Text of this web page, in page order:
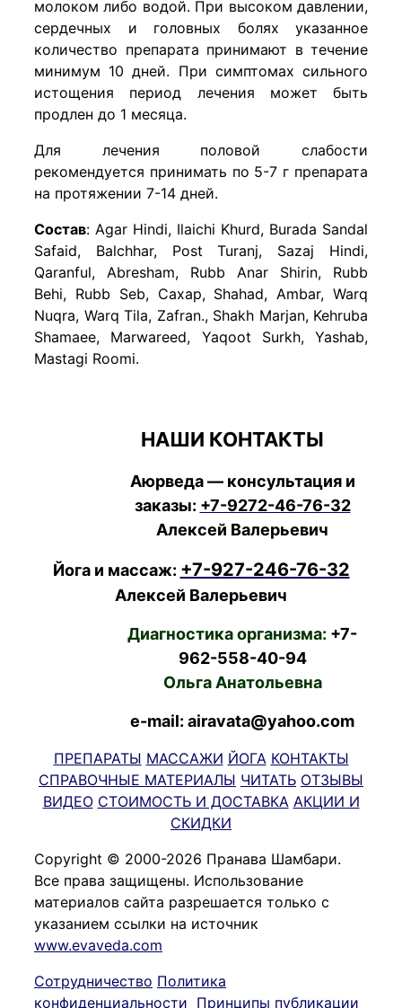
молоком либо водой. При высоком давлении,
сердечных и головных болях указанное
количество препарата принимают в течение
минимум 10 дней. При симптомах сильного
истощения период лечения может быть
продлен до 1 месяца.
Для лечения половой слабости
рекомендуется принимать по 5-7 г препарата
на протяжении 7-14 дней.
Состав: Agar Hindi, Ilaichi Khurd, Burada Sandal
Safaid, Balchhar, Post Turanj, Sazaj Hindi,
Qaranful, Abresham, Rubb Anar Shirin, Rubb
Behi, Rubb Seb, Сахар, Shahad, Ambar, Warq
Nuqra, Warq Tila, Zafran., Shakh Marjan, Kehruba
Shamaee, Marwareed, Yaqoot Surkh, Yashab,
Mastagi Roomi.
НАШИ КОНТАКТЫ
Аюрведа — консультация и
заказы: +7-9272-46-76-32
Алексей Валерьевич
Йога и массаж: +7-927-246-76-32
Алексей Валерьевич
Диагностика организма: +7-
962-558-40-94
Ольга Анатольевна
e-mail: airavata@yahoo.com
ПРЕПАРАТЫ МАССАЖИ ЙОГА КОНТАКТЫ
СПРАВОЧНЫЕ МАТЕРИАЛЫ ЧИТАТЬ ОТЗЫВЫ
ВИДЕО СТОИМОСТЬ И ДОСТАВКА АКЦИИ И
СКИДКИ
Copyright © 2000-2026 Пранава Шамбари.
Все права защищены. Использование
материалов сайта разрешается только с
указанием ссылки на источник
www.evaveda.com
Сотрудничество Политика
конфиденциальности Принципы публикации